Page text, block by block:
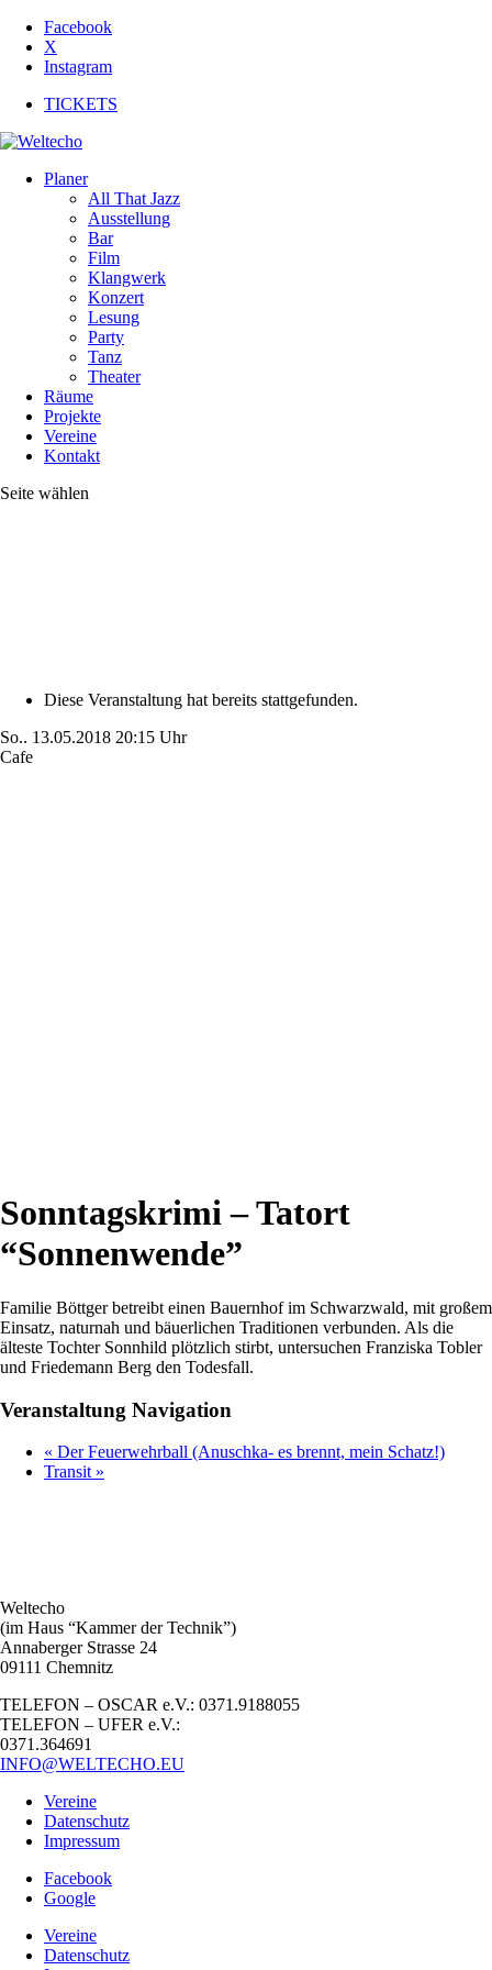
Facebook
X
Instagram
TICKETS
Planer
All That Jazz
Ausstellung
Bar
Film
Klangwerk
Konzert
Lesung
Party
Tanz
Theater
Räume
Projekte
Vereine
Kontakt
Seite wählen
Diese Veranstaltung hat bereits stattgefunden.
So.. 13.05.2018 20:15 Uhr
Cafe
Sonntagskrimi – Tatort
“Sonnenwende”
Familie Böttger betreibt einen Bauernhof im Schwarzwald, mit großem
Einsatz, naturnah und bäuerlichen Traditionen verbunden. Als die
älteste Tochter Sonnhild plötzlich stirbt, untersuchen Franziska Tobler
und Friedemann Berg den Todesfall.
Veranstaltung Navigation
« Der Feuerwehrball (Anuschka- es brennt, mein Schatz!)
Transit »
Weltecho
(im Haus “Kammer der Technik”)
Annaberger Strasse 24
09111 Chemnitz
TELEFON – OSCAR e.V.: 0371.9188055
TELEFON – UFER e.V.:
0371.364691
INFO@WELTECHO.EU
Vereine
Datenschutz
Impressum
Facebook
Google
Vereine
Datenschutz